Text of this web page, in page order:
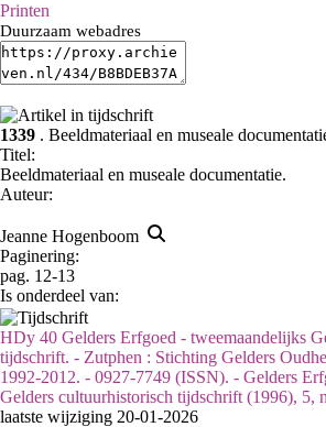
Printen
Duurzaam webadres
1339 . Beeldmateriaal en museale
Titel:
Beeldmateriaal en museale documentatie.
Auteur:
Jeanne Hogenboom
Paginering:
pag. 12-13
Is onderdeel van:
HDy 40 Gelders Erfgoed - tweemaandelijks
tijdschrift. - Zutphen : Stichting Gelders
1992-2012. - 0927-7749 (ISSN). - Gelders
Gelders cultuurhistorisch tijdschrift (1996), 5,
laatste wijziging 20-01-2026